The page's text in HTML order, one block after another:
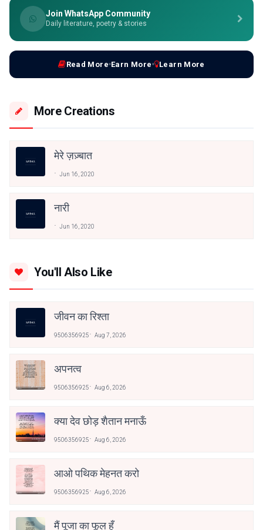
Join WhatsApp Community
Daily literature, poetry & stories
Read More Earn More Learn More
More Creations
मेरे ज़ज़्बात
Jun 16, 2020
नारी
Jun 16, 2020
You'll Also Like
जीवन का रिश्ता
9506356925 Aug 7, 2026
अपनत्व
9506356925 Aug 6, 2026
क्या देव छोड़ शैतान मनाऊँ
9506356925 Aug 6, 2026
आओ पथिक मेहनत करो
9506356925 Aug 6, 2026
मैं पूजा का फूल हूँ